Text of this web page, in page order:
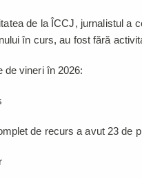
de la ÎCCJ, jurnalistul a
în curs, au fost fără
de vineri în 2026:
de recurs a avut 23 de